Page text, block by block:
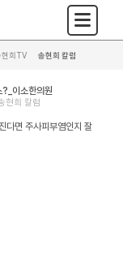
현희TV 송현희 칼럼
이소한의원
현희 칼럼
다면 주사피부염인지 잘